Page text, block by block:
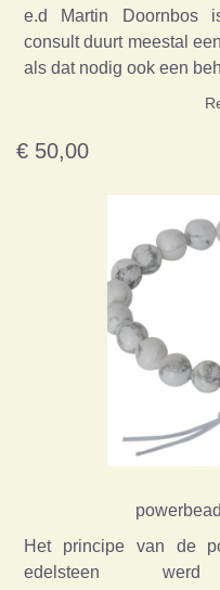
e.d Martin Doornbos
consult duurt meestal
als dat nodig ook een
€ 50,00
Het principe van de
edelsteen